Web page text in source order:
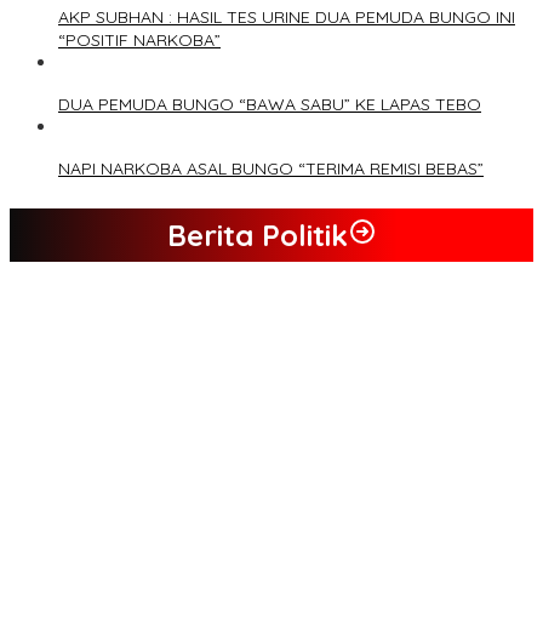
AKP SUBHAN : HASIL TES URINE DUA PEMUDA BUNGO INI
“POSITIF NARKOBA”
DUA PEMUDA BUNGO “BAWA SABU” KE LAPAS TEBO
NAPI NARKOBA ASAL BUNGO “TERIMA REMISI BEBAS”
Berita Politik